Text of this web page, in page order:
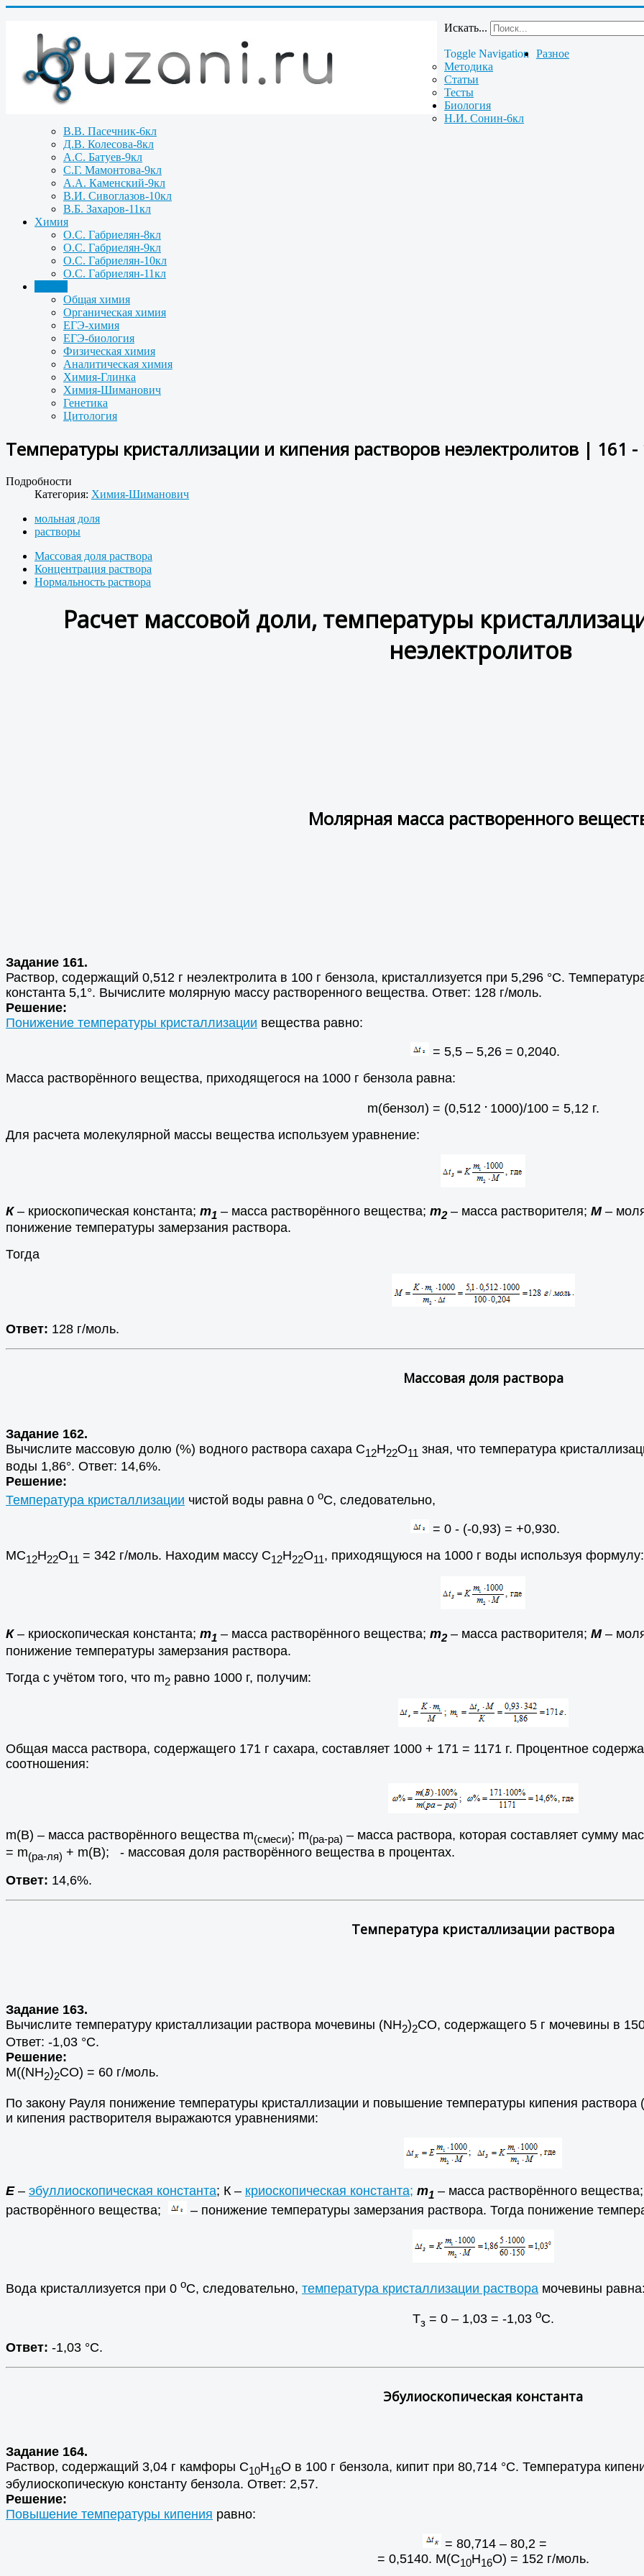
Искать...
Toggle Navigation
Разное
Методика
Статьи
Тесты
Биология
Н.И. Сонин-6кл
В.В. Пасечник-6кл
Д.В. Колесова-8кл
А.С. Батуев-9кл
С.Г. Мамонтова-9кл
А.А. Каменский-9кл
В.И. Сивоглазов-10кл
В.Б. Захаров-11кл
Химия
О.С. Габриелян-8кл
О.С. Габриелян-9кл
О.С. Габриелян-10кл
О.С. Габриелян-11кл
Общая химия
Органическая химия
ЕГЭ-химия
ЕГЭ-биология
Физическая химия
Аналитическая химия
Химия-Глинка
Химия-Шиманович
Генетика
Цитология
Температуры кристаллизации и кипения растворов неэлектролитов | 161 -
Подробности
Категория: Химия-Шиманович
мольная доля
растворы
Массовая доля раствора
Концентрация раствора
Нормальность раствора
Расчет массовой доли, температуры
неэлектролитов
Молярная масса растворенного
Задание 161.
Раствор, содержащий 0,512 г неэлектролита в 100 г бензола, кристаллизуется при 5,296 °С.
константа 5,1°. Вычислите молярную массу растворенного вещества. Ответ: 128 г/моль.
Решение:
Понижение температуры кристаллизации вещества равно:
= 5,5 – 5,26 = 0,2040.
Масса растворённого вещества, приходящегося на 1000 г бензола равна:
m(бензол) = (0,512 . 1000)/100 = 5,12 г.
Для расчета молекулярной массы вещества используем уравнение:
К– криоскопическая константа; m1 – масса растворённого вещества; m2– масса растворителя; М–
понижение температуры замерзания раствора.
Тогда
Ответ: 128 г/моль.
Массовая доля раствора
Задание 162.
Вычислите массовую долю (%) водного раствора сахара С12Н22О11 зная, что температура
воды 1,86°. Ответ: 14,6%.
Решение:
Температура кристаллизации чистой воды равна 0 oС, следовательно,
= 0 - (-0,93) = +0,930.
МС12Н22О11 = 342 г/моль. Находим массу С12Н22О11, приходящуюся на 1000 г воды используя формулу:
К– криоскопическая константа; m1 – масса растворённого вещества; m2– масса растворителя; М –
понижение температуры замерзания раствора.
Тогда с учётом того, что m2 равно 1000 г, получим:
Общая масса раствора, содержащего 171 г сахара, составляет 1000 + 171 = 1171 г. Процентное
соотношения:
m(B) – масса растворённого вещества m(смеси); m(ра-ра) – масса раствора, которая составляет сумму
= m(ра-ля) + m(В); - массовая доля растворённого вещества в процентах.
Ответ: 14,6%.
Температура кристаллизации раствора
Задание 163.
Вычислите температуру кристаллизации раствора мочевины (NH2)2CO, содержащего 5 г мочевины в
Ответ: -1,03 °С.
Решение:
М((NH2)2CO) = 60 г/моль.
По закону Рауля понижение температуры кристаллизации и повышение температуры кипения раствора (
и кипения растворителя выражаются уравнениями:
Е– эбуллиоскопическая константа; К – криоскопическая константа; m1 – масса растворённого
растворённого вещества;
– понижение температуры замерзания раствора. Тогда понижение
Вода кристаллизуется при 0 оС, следовательно, температура кристаллизации раствора мочевины
Тз = 0 – 1,03 = -1,03 oС.
Ответ: -1,03 °С.
Эбулиоскопическая константа
Задание 164.
Раствор, содержащий 3,04 г камфоры С10Н16О в 100 г бензола, кипит при 80,714 °С. Температура
эбулиоскопическую константу бензола. Ответ: 2,57.
Решение:
Повышение температуры кипения равно:
= 80,714 – 80,2 =
= 0,5140. М(С10Н16О) = 152 г/моль.